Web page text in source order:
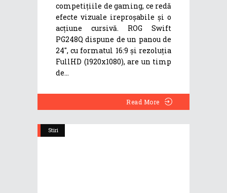
competițiile de gaming, ce redă
efecte vizuale ireproșabile și o
acțiune cursivă. ROG Swift
PG248Q dispune de un panou de
24", cu formatul 16:9 și rezoluția
FullHD (1920x1080), are un timp
de
Read More
Stiri